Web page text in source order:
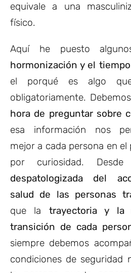
equivale a una
físico.
Aquí he puesto
hormonización y el
el porqué es algo
obligatoriamente.
hora de preguntar sobre
esa información nos
mejor a cada persona en
por curiosidad.
despatologizada del
salud de las personas
que la trayectoria y la
transición de cada
siempre debemos
condiciones de seguridad